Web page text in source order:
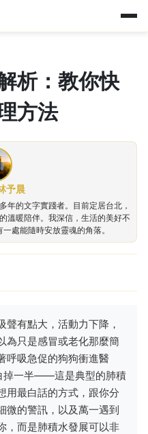
析：教你快
方法
予晨
年的文字實踐者。目前定居台北，
溫暖陪伴。我深信，生活的美好不
處能隨時安放靈魂的角落。
有點大，活動力下降，
為只是感冒或老化那麼簡
呼吸急促的狗狗衝進醫
掉一半——這是典型的肺積
用最白話的方式，跟你分
微的警訊，以及萬一遇到
，而是肺積水發展可以非